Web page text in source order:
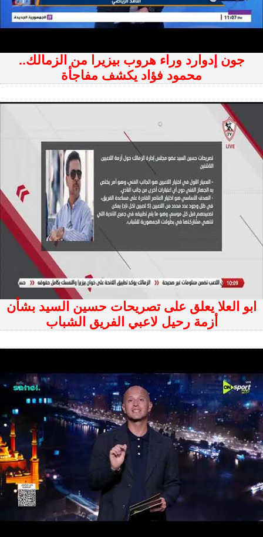
جون إدوارد وراء هروب بيزيرا من الزمالك..
محمود فؤاد يكشف مفاجأة
ابو العلا يعلق على تصريحات حسين السيد بشأن
أزمة رحيل لاعبي الفريق الشباب